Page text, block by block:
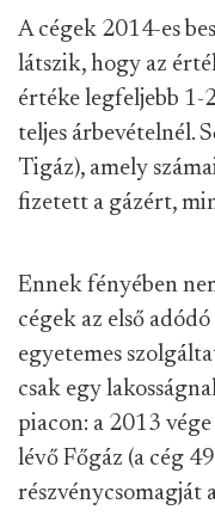
A cégek 2014-es
látszik, hogy az
értéke legfeljebb 1-
teljes árbevételnél.
Tigáz), amely
fizetett a gázért,
Ennek fényében
cégek az első
egyetemes
csak egy
piacon: a 2013
lévő Főgáz (a cég
részvénycsomagját